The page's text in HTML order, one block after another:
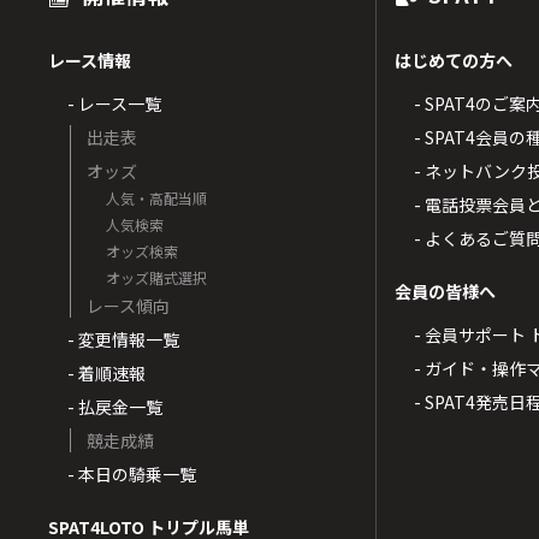
レース情報
- レース一覧
出走表
オッズ
人気・高配当順
人気検索
オッズ検索
オッズ賭式選択
レース傾向
- 変更情報一覧
- 着順速報
- 払戻金一覧
競走成績
- 本日の騎乗一覧
SPAT4LOTO トリプル馬単
はじめての方へ
- SPAT4のご案
- SPAT4会員の
- ネットバンク
- 電話投票会員
- よくあるご質
会員の皆様へ
- 会員サポート
- ガイド・操作
- SPAT4発売日